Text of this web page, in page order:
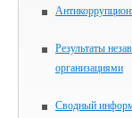
Результаты
организациями
Сводный